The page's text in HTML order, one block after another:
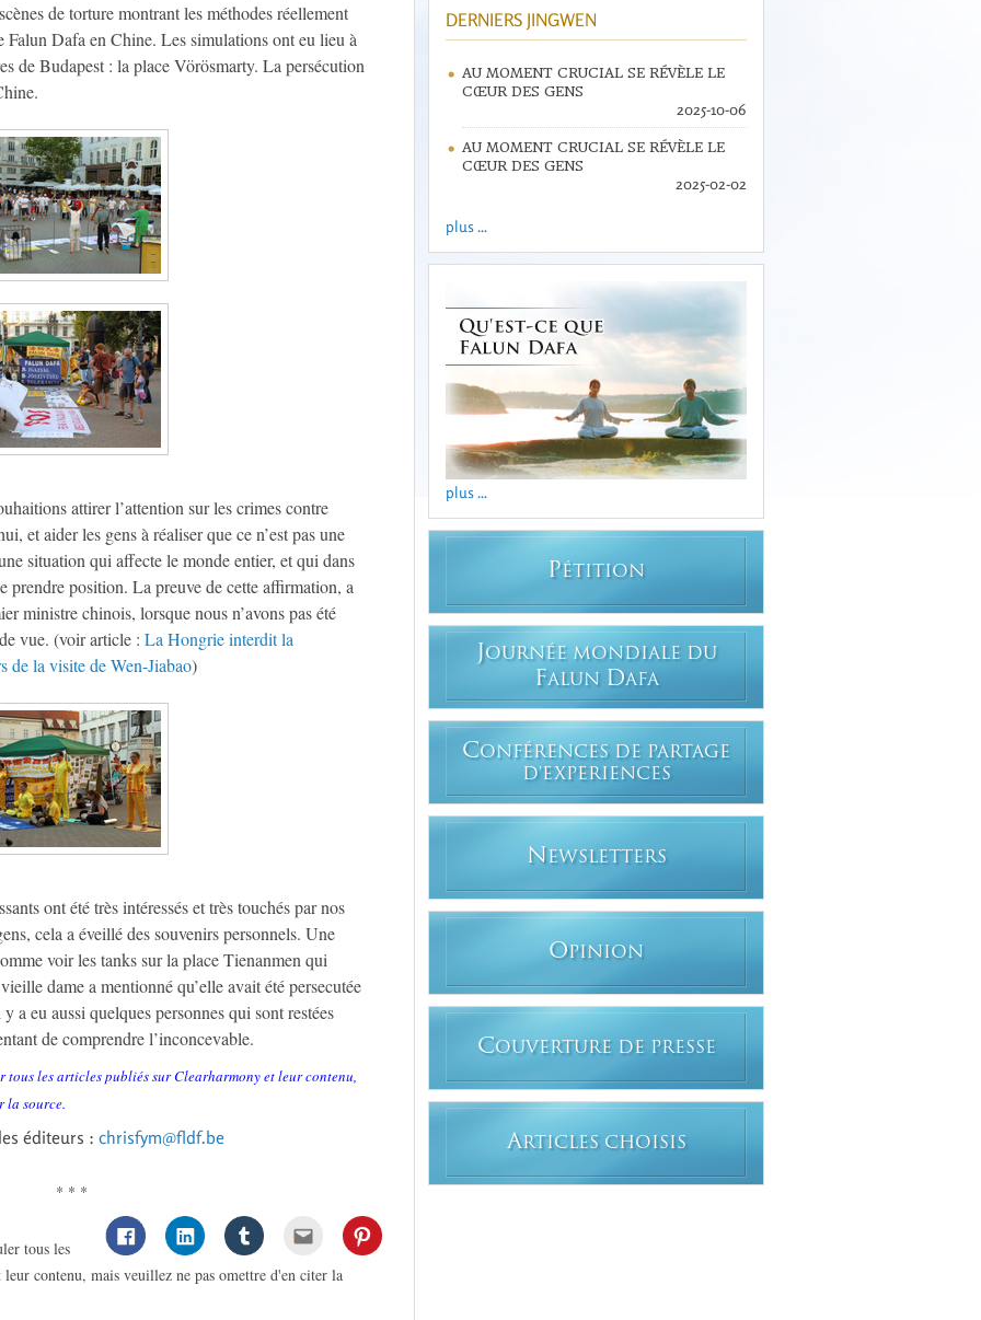
de torture montrant les méthodes réellement
Falun Dafa en Chine. Les simulations ont eu lieu à
de Budapest : la place Vörösmarty. La persécution
attirer l’attention sur les crimes contre
et aider les gens à réaliser que ce n’est pas une
situation qui affecte le monde entier, et qui dans
prendre position. La preuve de cette affirmation, a
ministre chinois, lorsque nous n’avons pas été
vue. (voir article : La Hongrie interdit la
de la visite de Wen-Jiabao)
ont été très intéressés et très touchés par nos
cela a éveillé des souvenirs personnels. Une
voir les tanks sur la place Tienanmen qui
dame a mentionné qu’elle avait été persecutée
a eu aussi quelques personnes qui sont restées
de comprendre l’inconcevable.
tous les articles publiés sur Clearharmony et leur contenu,
la source.
éditeurs : chrisfym@fldf.be
* * *
tous les
contenu, mais veuillez ne pas omettre d'en citer la
DERNIERS JINGWEN
AU MOMENT CRUCIAL SE RÉVÈLE LE
CŒUR DES GENS
2025-10-06
AU MOMENT CRUCIAL SE RÉVÈLE LE
CŒUR DES GENS
2025-02-02
plus ...
plus ...
PÉTITION
JOURNÉE MONDIALE DU
FALUN DAFA
CONFÉRENCES DE PARTAGE
D'EXPERIENCES
N EWSLETTERS
OPINION
COUVERTURE DE PRESSE
ARTICLES CHOISIS